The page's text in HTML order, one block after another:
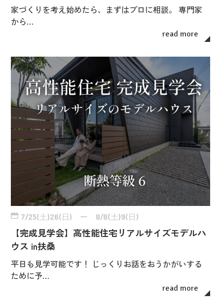
家づくりを考え始めたら、まずはプロに相談。 専門家
から…
read more
7/25(土)26(日) ー 8/8(土)9(日)
【完成見学会】高性能住宅リアルサイズモデルハ
ウス in扶桑
平日も見学可能です！ じっくりお話をおうかがいする
ために予…
read more